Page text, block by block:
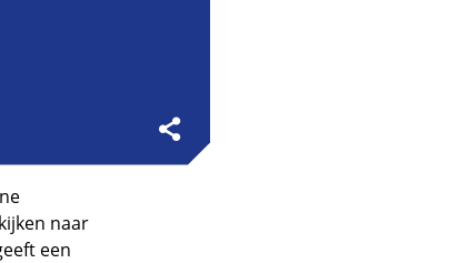
naar
een